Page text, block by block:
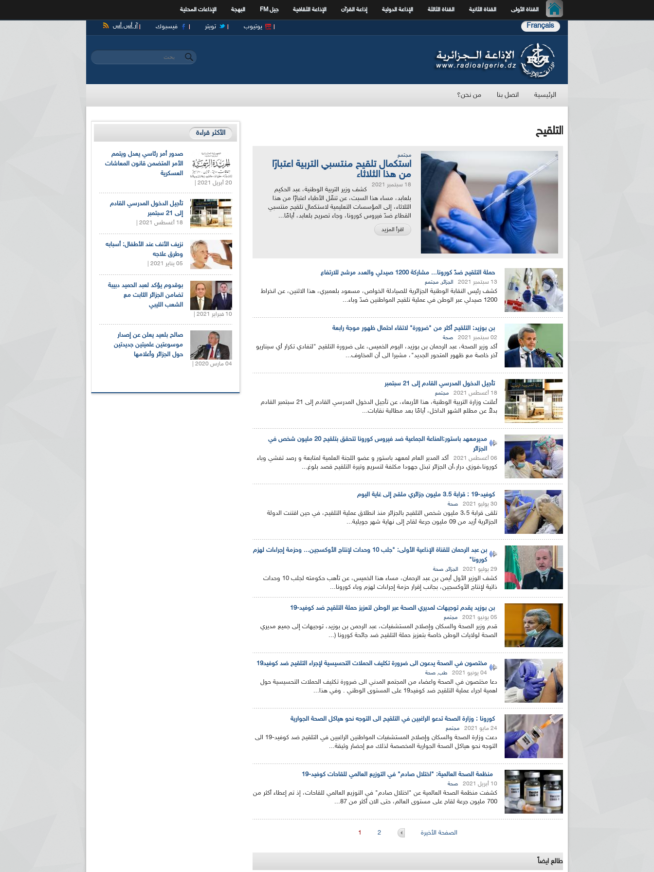
القناة الأولى القناة الثانية القناة الثالثة الإذاعة الدولية إذاعة القرآن الإذاعة الثقافية جيل FM البهجة الإذاعات المحلية
Français آر أس أس فيسبوك تويتر يوتيوب
استمارة البحث
‏بحث ‏
الرئيسية اتصل بنا من نحن؟
التلقيح
مجتمع
استكمال تلقيح منتسبي التربية اعتبارًا
من هذا الثلاثاء
18 سبتمبر 2021
كشف وزير التربية الوطنية، عبد الحكيم
بلعابد، مساء هذا السبت، عن تنقّل الأطباء اعتبارًا من هذا
الثلاثاء، إلى المؤسسات التعليمية لاستكمال تلقيح منتسبي
القطاع ضدّ فيروس كورونا، وجاء تصريح بلعابد، أيامًا...
اقرأ المزيد
حملة التلقيح ضدّ كورونا... مشاركة 1200 صيدلي والعدد مرشح للارتفاع
13 سبتمبر 2021 الجزائر, مجتمع
كشف رئيس النقابة الوطنية الجزائرية للصيادلة الخواص، مسعود بلعمبري، هذا الاثنين، عن انخراط
1200 صيدلي عبر الوطن في عملية تلقيح المواطنين ضدّ وباء...
بن بوزيد: التلقيح أكثر من "ضرورة" لاتقاء احتمال ظهور موجة رابعة
02 سبتمبر 2021 صحة
أكد وزير الصحة، عبد الرحمان بن بوزيد، اليوم الخميس، على ضرورة التلقيح "لتفادي تكرار أي سيناريو
آخر خاصة مع ظهور المتحور الجديد"، مشيرا الى أن المخاوف...
تأجيل الدخول المدرسي القادم إلى 21 سبتمبر
18 أغسطس 2021 مجتمع
أعلنت وزارة التربية الوطنية، هذا الأربعاء، عن تأجيل الدخول المدرسي القادم إلى 21 سبتمبر القادم
بدلاً عن مطلع الشهر الداخل، أيامًا بعد مطالبة نقابات...
مديرمعهد باستور:المناعة الجماعية ضد فيروس كورونا تتحقق بتلقيح 20 مليون شخص في
الجزائر
06 أغسطس 2021
أكد المدير العام لمعهد باستور و عضو اللجنة العلمية لمتابعة و رصد تفشي وباء
كورونا،فوزي درار،أن الجزائر تبذل جهودا مكثفة لتسريع وتيرة التلقيح قصد بلوغ...
كوفيد-19 : قرابة 3.5 مليون جزائري ملقح إلى غاية اليوم
30 يوليو 2021 صحة
تلقى قرابة 3،5 مليون شخص التلقيح بالجزائر منذ انطلاق عملية التلقيح، في حين اقتنت الدولة
الجزائرية أزيد من 09 مليون جرعة لقاح إلى نهاية شهر جويلية...
بن عبد الرحمان للقناة الإذاعية الأولى: "جلب 10 وحدات لإنتاج الأوكسجين... وحزمة إجراءات لهزم
كورونا"
29 يوليو 2021 الجزائر, صحة
كشف الوزير الأول أيمن بن عبد الرحمان، مساء هذا الخميس، عن تأهب حكومته لجلب 10 وحدات
ذاتية لإنتاج الأوكسجين، بجانب إقرار حزمة إجراءات لهزم وباء كورونا...
بن بوزيد يقدم توجيهات لمديري الصحة عبر الوطن لتعزيز حملة التلقيح ضد كوفيد-19
05 يونيو 2021 مجتمع
قدم وزير الصحة والسكان وإصلاح المستشفيات، عبد الرحمن بن بوزيد، توجيهات إلى جميع مديري
الصحة لولايات الوطن خاصة بتعزيز حملة التلقيح ضد جائحة كورونا (...
مختصون في الصحة يدعون الى ضرورة تكثيف الحملات التحسيسية لإجراء التلقيح ضد كوفيد19
04 يونيو 2021 طب, صحة
دعا مختصون في الصحة واعضاء من المجتمع المدني الى ضرورة تكثيف الحملات التحسيسية حول
اهمية اجراء عملية التلقيح ضد كوفيد19 على المستوى الوطني . وفي هذا...
كورونا : وزارة الصحة تدعو الراغبين في التلقيح الى التوجه نحو هياكل الصحة الجوارية
24 مايو 2021 مجتمع
دعت وزارة الصحة والسكان وإصلاح المستشفيات المواطنين الراغبين في التلقيح ضد كوفيد-19 الى
التوجه نحو هياكل الصحة الجوارية المخصصة لذلك مع إحضار وثيقة...
منظمة الصحة العالمية: "اختلال صادم" في التوزيع العالمي للقاحات كوفيد-19
10 أبريل 2021 صحة
كشفت منظمة الصحة العالمية عن "اختلال صادم" في التوزيع العالمي للقاحات، إذ تم إعطاء أكثر من
700 مليون جرعة لقاح على مستوى العالم، حتى الان أكثر من 87...
1 2 الصفحة الأخيرة
طالع ايضاً
الأكثر قراءة
صدور أمر رئاسي يعدل ويتمم
الأمر المتضمن قانون المعاشات
العسكرية
20 أبريل 2021 |
تأجيل الدخول المدرسي القادم
إلى 21 سبتمبر
18 أغسطس 2021 |
نزيف الأنف عند الأطفال: أسبابه
وطرق علاجه
05 يناير 2021 |
بوقدوم يؤكد لعبد الحميد دبيبة
تضامن الجزائر الثابت مع
الشعب الليبي
10 فبراير 2021 |
صالح بلعيد يعلن عن إصدار
موسوعتين علميتين جديدتين
حول الجزائر وأعلامها
04 مارس 2020 |